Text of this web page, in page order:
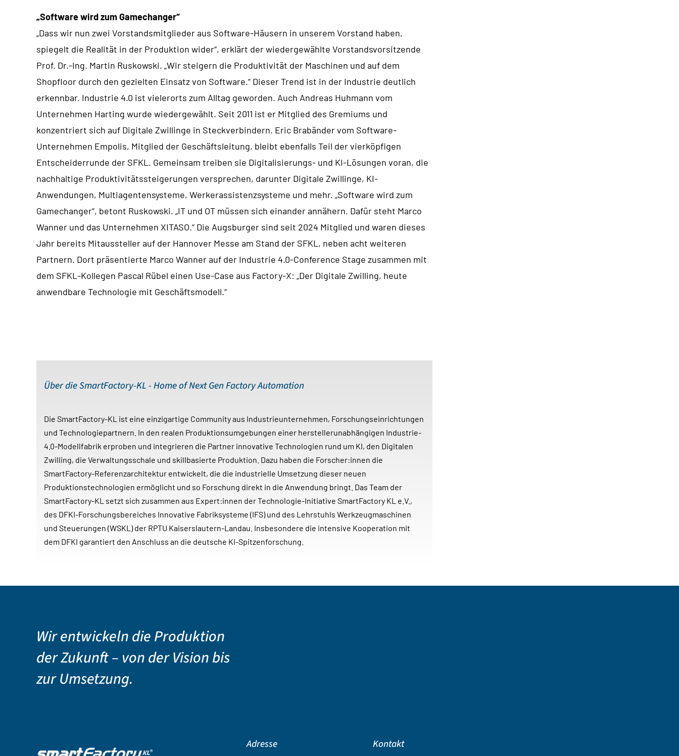
„Software wird zum Gamechanger“
„Dass wir nun zwei Vorstandsmitglieder aus Software-Häusern in unserem Vorstand haben,
spiegelt die Realität in der Produktion wider“, erklärt der wiedergewählte Vorstandsvorsitzende
Prof. Dr.-Ing. Martin Ruskowski. „Wir steigern die Produktivität der Maschinen und auf dem
Shopfloor durch den gezielten Einsatz von Software.“ Dieser Trend ist in der Industrie deutlich
erkennbar. Industrie 4.0 ist vielerorts zum Alltag geworden. Auch Andreas Huhmann vom
Unternehmen Harting wurde wiedergewählt. Seit 2011 ist er Mitglied des Gremiums und
konzentriert sich auf Digitale Zwillinge in Steckverbindern. Eric Brabänder vom Software-
Unternehmen Empolis, Mitglied der Geschäftsleitung, bleibt ebenfalls Teil der vierköpfigen
Entscheiderrunde der SFKL. Gemeinsam treiben sie Digitalisierungs- und KI-Lösungen voran, die
nachhaltige Produktivitätssteigerungen versprechen, darunter Digitale Zwillinge, KI-
Anwendungen, Multiagentensysteme, Werkerassistenzsysteme und mehr. „Software wird zum
Gamechanger“, betont Ruskowski. „IT und OT müssen sich einander annähern. Dafür steht Marco
Wanner und das Unternehmen XITASO.“ Die Augsburger sind seit 2024 Mitglied und waren dieses
Jahr bereits Mitaussteller auf der Hannover Messe am Stand der SFKL, neben acht weiteren
Partnern. Dort präsentierte Marco Wanner auf der Industrie 4.0-Conference Stage zusammen mit
dem SFKL-Kollegen Pascal Rübel einen Use-Case aus Factory-X: „Der Digitale Zwilling, heute
anwendbare Technologie mit Geschäftsmodell.“
Über die SmartFactory-KL - Home of Next Gen Factory Automation
Die SmartFactory-KL ist eine einzigartige Community aus Industrieunternehmen, Forschungseinrichtungen
und Technologiepartnern. In den realen Produktionsumgebungen einer herstellerunabhängigen Industrie-
4.0-Modellfabrik erproben und integrieren die Partner innovative Technologien rund um KI, den Digitalen
Zwilling, die Verwaltungsschale und skillbasierte Produktion. Dazu haben die Forscher:innen die
SmartFactory-Referenzarchitektur entwickelt, die die industrielle Umsetzung dieser neuen
Produktionstechnologien ermöglicht und so Forschung direkt in die Anwendung bringt. Das Team der
SmartFactory-KL setzt sich zusammen aus Expert:innen der Technologie-Initiative SmartFactory KL e.V.,
des DFKI-Forschungsbereiches Innovative Fabriksysteme (IFS) und des Lehrstuhls Werkzeugmaschinen
und Steuerungen (WSKL) der RPTU Kaiserslautern-Landau. Insbesondere die intensive Kooperation mit
dem DFKI garantiert den Anschluss an die deutsche KI-Spitzenforschung.
Wir entwickeln die Produktion
der Zukunft – von der Vision bis
zur Umsetzung.
Adresse Kontakt